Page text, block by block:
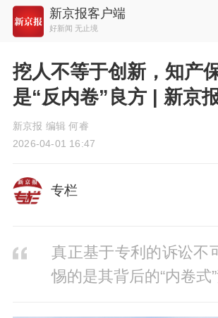
新京报客户端
好新闻 无止境
挖人不等于创新，知产
是“反内卷”良方 | 新京
新京报 编辑 何睿
2026-04-01 16:47
专栏
真正基于专利的诉讼不
惕的是其背后的“内卷式”